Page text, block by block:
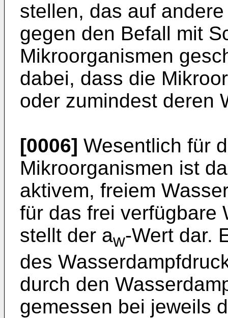
stellen, das auf
gegen den Befall mit
Mikroorganismen
dabei, dass die
oder zumindest deren
[0006] Wesentlich für
Mikroorganismen ist
aktivem, freiem
für das frei verfügbare
stellt der aw-Wert dar.
des
durch den
gemessen bei jeweils